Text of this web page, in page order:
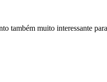
também muito interessante